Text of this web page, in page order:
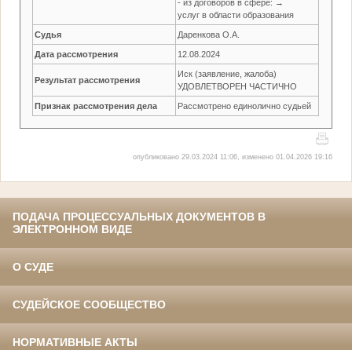
- из договоров в сфере: →
услуг в области образования
Судья Даренкова О.А.
Дата рассмотрения 12.08.2024
Результат рассмотрения
Иск (заявление, жалоба)
УДОВЛЕТВОРЕН ЧАСТИЧНО
Признак рассмотрения дела Рассмотрено единолично судьей
опубликовано 29.03.2024 11:06, изменено 01.04.2026 19:16
ПОДАЧА ПРОЦЕССУАЛЬНЫХ ДОКУМЕНТОВ В
ЭЛЕКТРОННОМ ВИДЕ
О СУДЕ
СУДЕЙСКОЕ СООБЩЕСТВО
НОРМАТИВНЫЕ АКТЫ